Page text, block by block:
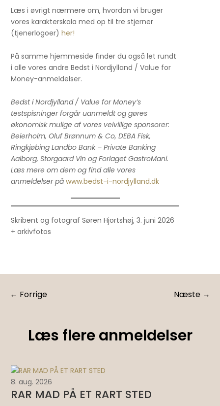
Læs i øvrigt nærmere om, hvordan vi bruger
vores karakterskala med op til tre stjerner
(tjenerlogoer)her!
På samme hjemmeside finder du også let rundt
i alle vores andre Bedst i Nordjylland / Value for
Money-anmeldelser.
Bedst i Nordjylland / Value for Money’s
testspisninger forgår uanmeldt og gøres
økonomisk mulige af vores velvillige sponsorer:
Beierholm, Oluf Brønnum & Co, DEBA Fisk,
Ringkjøbing Landbo Bank – Private Banking
Aalborg, Storgaard Vin og Forlaget GastroMani.
Læs mere om dem og find alle vores
anmeldelser påwww.bedst-i-nordjylland.dk
Skribent og fotograf Søren Hjortshøj, 3. juni 2026
+ arkivfotos
← Forrige Næste →
Læs flere anmeldelser
8. aug. 2026
RAR MAD PÅ ET RART STED